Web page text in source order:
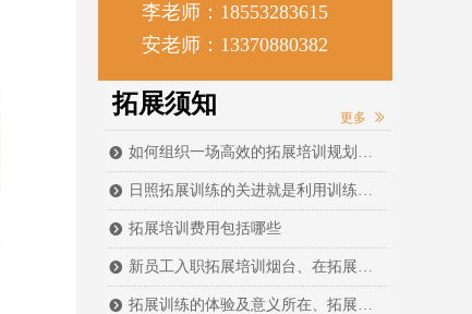
李老师：18553283615
安老师：13370880382
뀹 如何组织一场高效的拓展培训规划主要是确定一场拓展培训的总体框架安排，搭建好拓展培训的框架后
뀹 日照拓展训练的关进就是利用训练对学员的心灵冲击让其体会到团队与企业的关系、个人与团队的关系
뀹 拓展培训费用包括哪些
뀹 新员工入职拓展培训烟台、在拓展培训过程中，让学员体会团队的多种角色、团队成长的阶段、计划的分工以及领导决策等等团队建设的基本要素
뀹 拓展训练的体验及意义所在、拓展训练强调的是一种体验威海，是一种由内至外的自我教育
拓展须知 更多 ꅀ